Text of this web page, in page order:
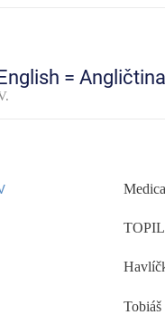
=
Tobiáš